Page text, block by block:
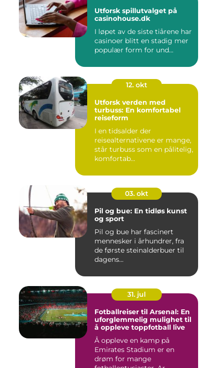
Utforsk spillutvalget på
casinohouse.dk
I løpet av de siste tiårene har
casinoer blitt en stadig mer
populær form for und...
12. okt
Utforsk verden med
turbuss: En komfortabel
reiseform
I en tidsalder der
reisealternativene er mange,
står turbuss som en pålitelig,
komfortab...
03. okt
Pil og bue: En tidløs kunst
og sport
Pil og bue har fascinert
mennesker i århundrer, fra
de første steinalderbuer til
dagens...
31. jul
Fotballreiser til Arsenal: En
uforglemmelig mulighet til
å oppleve toppfotball live
Å oppleve en kamp på
Emirates Stadium er en
drøm for mange